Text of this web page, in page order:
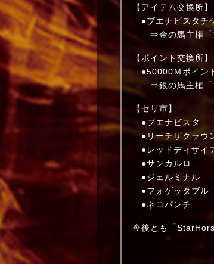
【アイテム交換所】
●ブエナビスタチ
⇒金の馬主権「ブ
【ポイント交換所】
●50000Ｍポイン
⇒銀の馬主権「
【セリ市】
●ブエナビスタ
●リーチザクラウ
●レッドディザイ
●サンカルロ
●ジェルミナル
●フォゲッタブル
●ネコパンチ
今後とも「